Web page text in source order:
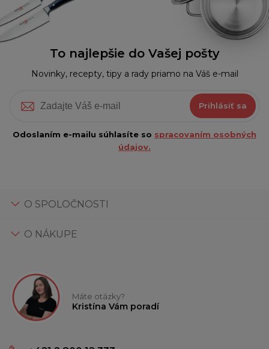
To najlepšie do Vašej pošty
Novinky, recepty, tipy a rady priamo na Váš e-mail
Prihlásiť sa
Odoslaním e-mailu súhlasíte so spracovaním osobných
údajov.
O SPOLOČNOSTI
O NÁKUPE
Máte otázky?
Kristína Vám poradí